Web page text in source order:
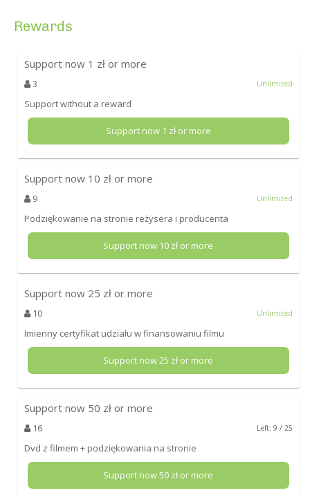
Rewards
Support now 1 zł or more
3 Unlimited
Support without a reward
Support now 1 zł or more
Support now 10 zł or more
9 Unlimited
Podziękowanie na stronie reżysera i producenta
Support now 10 zł or more
Support now 25 zł or more
10 Unlimited
Imienny certyfikat udziału w finansowaniu filmu
Support now25 zł or more
Support now 50 zł or more
16 Left: 9 / 25
Dvd z filmem + podziękowania na stronie
Support now50 zł or more